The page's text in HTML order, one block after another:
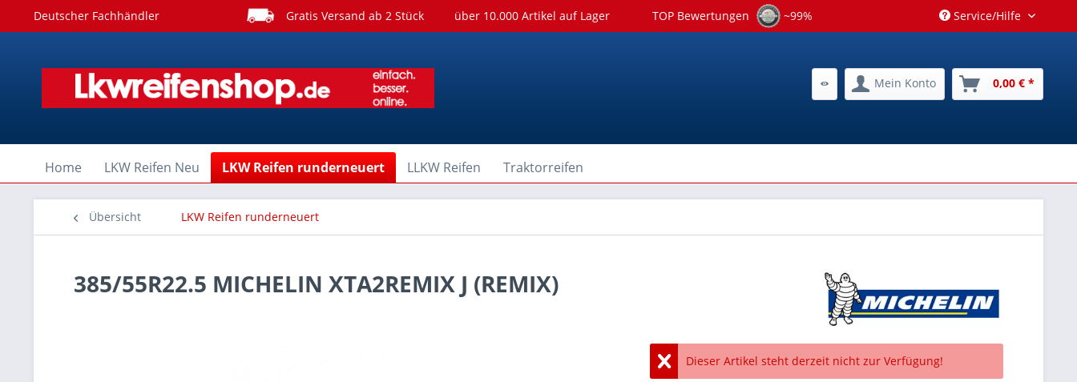
Deutscher Fachhändler Gratis Versand ab 2 Stück über 10.000 Artikel auf Lager TOP Bewertungen ~99% Service/Hilfe
Mein Konto 0,00 € *
Home LKW Reifen Neu LKW Reifen runderneuert LLKW Reifen Traktorreifen
Übersicht LKW Reifen runderneuert
385/55R22.5 MICHELIN XTA2REMIX J (REMIX)
Dieser Artikel steht derzeit nicht zur Verfügung!